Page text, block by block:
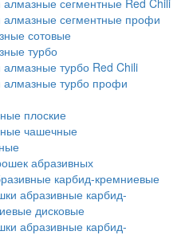
сегментные Red Chili
алмазные сегментные профи
сотовые
турбо
турбо Red Chili
алмазные турбо профи
плоские
чашечные
абразивных
карбид-кремниевые
абразивные карбид-
дисковые
абразивные карбид-